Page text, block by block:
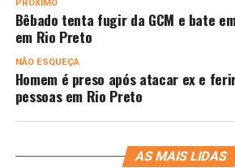
PRÓXIMO
Bêbado tenta fugir da GCM e bate
em Rio Preto
NÃO ESQUEÇA
Homem é preso após atacar ex e
pessoas em Rio Preto
AS MAIS LIDAS